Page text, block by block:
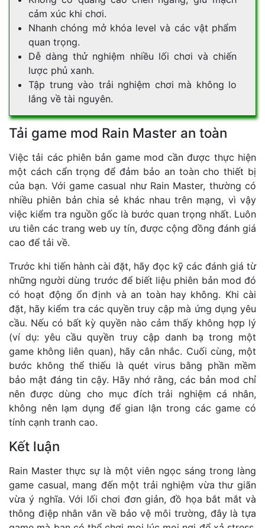
cảm xúc khi chơi.
Nhanh chóng mở khóa level và các vật phẩm
quan trọng.
Dễ dàng thử nghiệm nhiều lối chơi và chiến
lược phủ xanh.
Tập trung vào trải nghiệm chơi mà không lo
lắng về tài nguyên.
Tải game mod Rain Master an toàn
Việc tải các phiên bản game mod cần được thực hiện
một cách cẩn trọng để đảm bảo an toàn cho thiết bị
của bạn. Với game casual như Rain Master, thường có
nhiều phiên bản chia sẻ khác nhau trên mạng, vì vậy
việc kiểm tra nguồn gốc là bước quan trọng nhất. Luôn
ưu tiên các trang web uy tín, được cộng đồng đánh giá
cao để tải về.
Trước khi tiến hành cài đặt, hãy đọc kỹ các đánh giá từ
những người dùng trước để biết liệu phiên bản mod đó
có hoạt động ổn định và an toàn hay không. Khi cài
đặt, hãy kiểm tra các quyền truy cập mà ứng dụng yêu
cầu. Nếu có bất kỳ quyền nào cảm thấy không hợp lý
(ví dụ: yêu cầu quyền truy cập danh bạ trong một
game không liên quan), hãy cân nhắc. Cuối cùng, một
bước không thể thiếu là quét virus bằng phần mềm
bảo mật đáng tin cậy. Hãy nhớ rằng, các bản mod chỉ
nên được dùng cho mục đích trải nghiệm cá nhân,
không nên lạm dụng để gian lận trong các game có
tính cạnh tranh cao.
Kết luận
Rain Master thực sự là một viên ngọc sáng trong làng
game casual, mang đến một trải nghiệm vừa thư giãn
vừa ý nghĩa. Với lối chơi đơn giản, đồ họa bắt mắt và
thông điệp nhân văn về bảo vệ môi trường, đây là tựa